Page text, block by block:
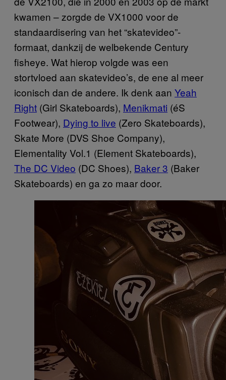
kwamen – zorgde de VX1000 voor de
standaardisering van het “skatevideo”-
formaat, dankzij de welbekende Century
fisheye. Wat hierop volgde was een
stortvloed aan skatevideo’s, de ene al meer
iconisch dan de andere. Ik denk aan Yeah
Right (Girl Skateboards), Menikmati (éS
Footwear), Dying to live (Zero Skateboards),
Skate More (DVS Shoe Company),
Elementality Vol.1 (Element Skateboards),
The DC Video (DC Shoes), Baker 3 (Baker
Skateboards) en ga zo maar door.